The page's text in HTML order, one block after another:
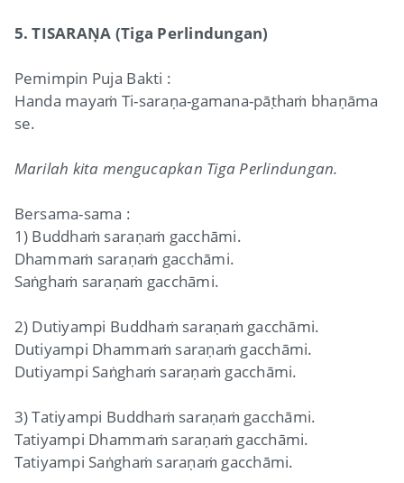
5. TISARAṆA (Tiga Perlindungan)
Pemimpin Puja Bakti :
Handa mayaṁ Ti-saraṇa-gamana-pāṭhaṁ bhaṇāma
se.
Marilah kita mengucapkan Tiga Perlindungan.
Bersama-sama :
1) Buddhaṁ saraṇaṁ gacchāmi.
Dhammaṁ saraṇaṁ gacchāmi.
Saṅghaṁ saraṇaṁ gacchāmi.
2) Dutiyampi Buddhaṁ saraṇaṁ gacchāmi.
Dutiyampi Dhammaṁ saraṇaṁ gacchāmi.
Dutiyampi Saṅghaṁ saraṇaṁ gacchāmi.
3) Tatiyampi Buddhaṁ saraṇaṁ gacchāmi.
Tatiyampi Dhammaṁ saraṇaṁ gacchāmi.
Tatiyampi Saṅghaṁ saraṇaṁ gacchāmi.